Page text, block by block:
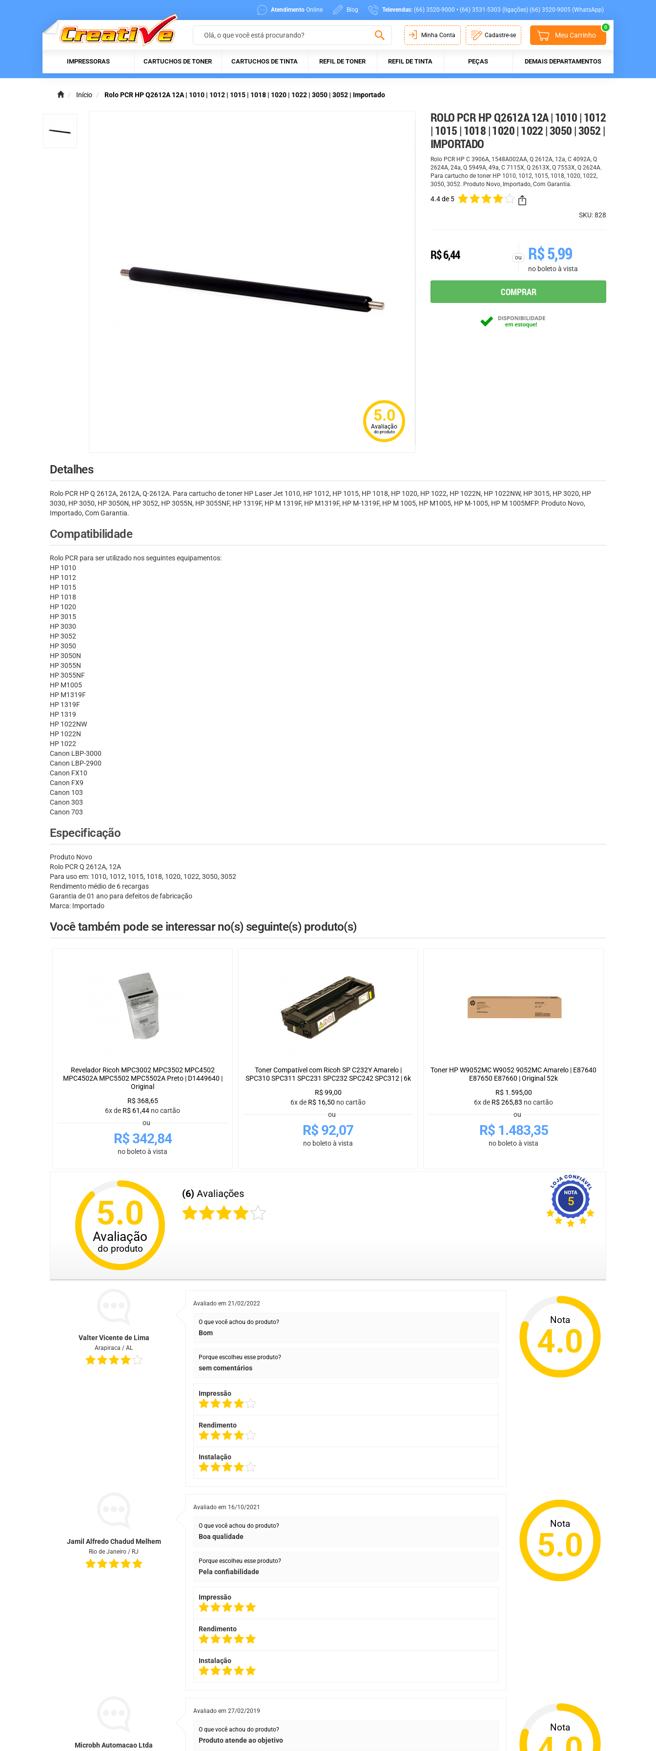
Atendimento Online Blog Televendas: (66) 3520-9000 • (66) 3531-5303 (ligações) (66) 3520-9005 (WhatsApp)
Minha Conta Cadastre-se Meu Carrinho
0
IMPRESSORAS CARTUCHOS DE TONER CARTUCHOS DE TINTA REFIL DE TONER REFIL DE TINTA PEÇAS DEMAIS DEPARTAMENTOS
Início Rolo PCR HP Q2612A 12A | 1010 | 1012 | 1015 | 1018 | 1020 | 1022 | 3050 | 3052 | Importado
5.0
Avaliação
do produto
ROLO PCR HP Q2612A 12A | 1010 | 1012
| 1015 | 1018 | 1020 | 1022 | 3050 | 3052 |
IMPORTADO
Rolo PCR HP C 3906A, 1548A002AA, Q 2612A, 12a, C 4092A, Q
2624A, 24a, Q 5949A, 49a, C 7115X, Q 2613X, Q 7553X, Q 2624A.
Para cartucho de toner HP 1010, 1012, 1015, 1018, 1020, 1022,
3050, 3052. Produto Novo, Importado, Com Garantia.
4.4 de 5
SKU: 828
R$6,44 ou R$5,99
no boleto à vista
COMPRAR
Detalhes
Rolo PCR HP Q 2612A, 2612A, Q-2612A. Para cartucho de toner HP Laser Jet 1010, HP 1012, HP 1015, HP 1018, HP 1020, HP 1022, HP 1022N, HP 1022NW, HP 3015, HP 3020, HP
3030, HP 3050, HP 3050N, HP 3052, HP 3055N, HP 3055NF, HP 1319F, HP M 1319F, HP M1319F, HP M-1319F, HP M 1005, HP M1005, HP M-1005, HP M 1005MFP. Produto Novo,
Importado, Com Garantia.
Compatibilidade
Rolo PCR para ser utilizado nos seguintes equipamentos:
HP 1010
HP 1012
HP 1015
HP 1018
HP 1020
HP 3015
HP 3030
HP 3052
HP 3050
HP 3050N
HP 3055N
HP 3055NF
HP M1005
HP M1319F
HP 1319F
HP 1319
HP 1022NW
HP 1022N
HP 1022
Canon LBP-3000
Canon LBP-2900
Canon FX10
Canon FX9
Canon 103
Canon 303
Canon 703
Especificação
Produto Novo
Rolo PCR Q 2612A, 12A
Para uso em: 1010, 1012, 1015, 1018, 1020, 1022, 3050, 3052
Rendimento médio de 6 recargas
Garantia de 01 ano para defeitos de fabricação
Marca: Importado
Você também pode se interessar no(s) seguinte(s) produto(s)
Revelador Ricoh MPC3002 MPC3502 MPC4502
MPC4502A MPC5502 MPC5502A Preto | D1449640 |
Original
R$ 368,65
6x de R$ 61,44 no cartão
ou
R$342,84
no boleto à vista
Toner Compatível com Ricoh SP C232Y Amarelo |
SPC310 SPC311 SPC231 SPC232 SPC242 SPC312 | 6k
R$ 99,00
6x de R$ 16,50 no cartão
ou
R$ 92,07
no boleto à vista
Toner HP W9052MC W9052 9052MC Amarelo | E87640
E87650 E87660 | Original 52k
R$ 1.595,00
6x de R$ 265,83 no cartão
ou
R$1.483,35
no boleto à vista
5.0
Avaliação
do produto
(6) Avaliações
5
Valter Vicente de Lima
Arapiraca / AL
Avaliado em 21/02/2022
O que você achou do produto?
Bom
Porque escolheu esse produto?
sem comentários
Impressão
Rendimento
Instalação
Nota
4.0
Jamil Alfredo Chadud Melhem
Rio de Janeiro / RJ
Avaliado em 16/10/2021
O que você achou do produto?
Boa qualidade
Porque escolheu esse produto?
Pela confiabilidade
Impressão
Rendimento
Instalação
Nota
5.0
Microbh Automacao Ltda
Avaliado em 27/02/2019
O que você achou do produto?
Produto atende ao objetivo
Nota